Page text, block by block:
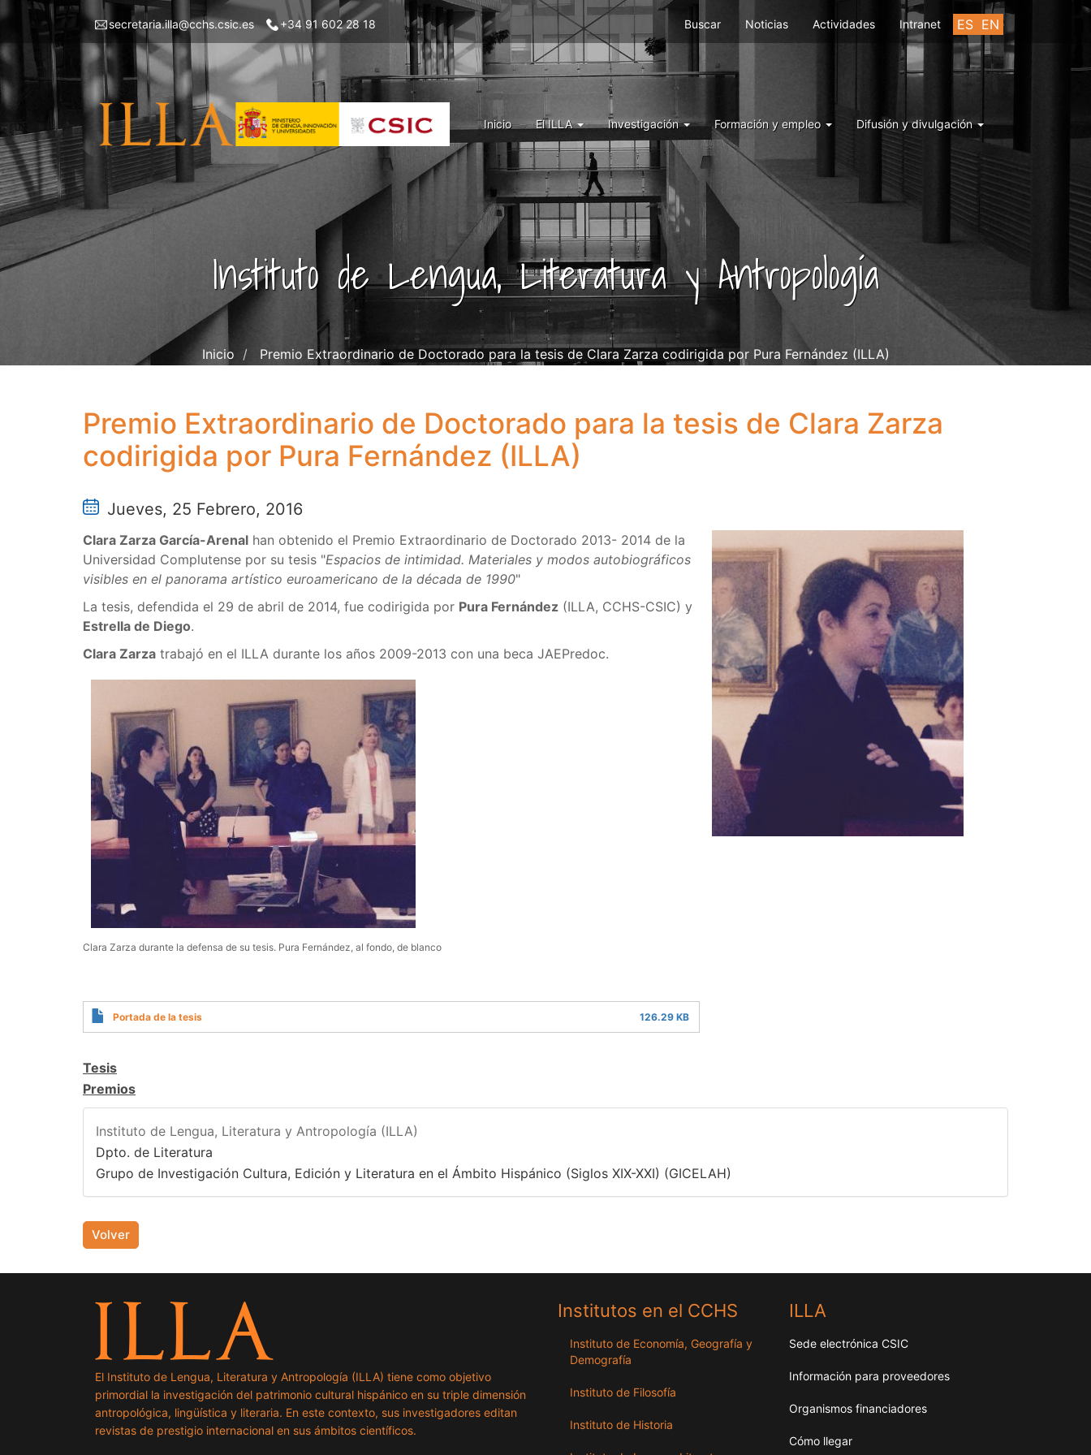
Pasar
contenido
principal
Menu
left
ILLA
secretaria.illa@cchs.csic.es +34 91 602 28 18 ES EN
Menu
right
ILLA
Buscar Noticias Actividades Intranet
Inicio El ILLA Investigación Formación y empleo Difusión y divulgación
Instituto de Lengua, Literatura y Antropología
Inicio Premio Extraordinario de Doctorado para la tesis de Clara Zarza codirigida por Pura Fernández (ILLA)
Premio Extraordinario de Doctorado para la tesis de Clara Zarza
codirigida por Pura Fernández (ILLA)
Jueves, 25 Febrero, 2016
Clara Zarza García-Arenal han obtenido el Premio Extraordinario de Doctorado 2013- 2014 de la
Universidad Complutense por su tesis "Espacios de intimidad. Materiales y modos autobiográficos
visibles en el panorama artístico euroamericano de la década de 1990"
La tesis, defendida el 29 de abril de 2014, fue codirigida por Pura Fernández (ILLA, CCHS-CSIC) y
Estrella de Diego.
Clara Zarza trabajó en el ILLA durante los años 2009-2013 con una beca JAEPredoc.
Clara Zarza durante la defensa de su tesis. Pura Fernández, al fondo, de blanco
Portada de la tesis 126.29 KB
Tesis
Premios
Instituto de Lengua, Literatura y Antropología (ILLA)
Dpto. de Literatura
Grupo de Investigación Cultura, Edición y Literatura en el Ámbito Hispánico (Siglos XIX-XXI) (GICELAH)
Volver
El Instituto de Lengua, Literatura y Antropología (ILLA) tiene como objetivo
primordial la investigación del patrimonio cultural hispánico en su triple dimensión
antropológica, lingüística y literaria. En este contexto, sus investigadores editan
revistas de prestigio internacional en sus ámbitos científicos.
Institutos en el CCHS
Instituto de Economía, Geografía y
Demografía
Instituto de Filosofía
Instituto de Historia
ILLA
Sede electrónica CSIC
Información para proveedores
Organismos financiadores
Cómo llegar